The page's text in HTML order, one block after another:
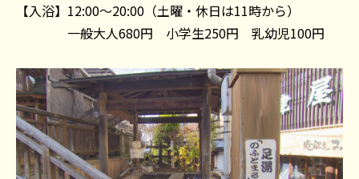
【入浴】12:00～20:00（土曜・休日は11時から）
一般大人680円 小学生250円 乳幼児100円